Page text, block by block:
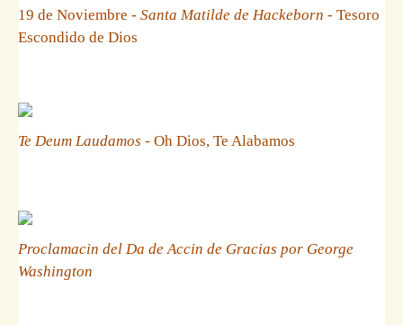
19 de Noviembre - Santa Matilde de Hackeborn - Tesoro
Escondido de Dios
Te Deum Laudamos - Oh Dios, Te Alabamos
Proclamacin del Da de Accin de Gracias por George
Washington